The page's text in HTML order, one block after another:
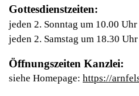
Gottesdienstzeiten:
jeden 2. Sonntag um 10.00
jeden 2. Samstag um 18.30 Uhr
Öffnungszeiten Kanzlei:
siehe Homepage: https://